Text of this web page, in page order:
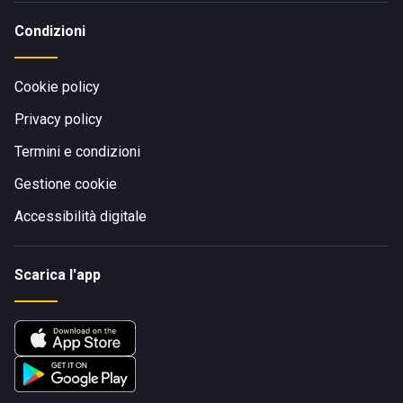
Condizioni
Cookie policy
Privacy policy
Termini e condizioni
Gestione cookie
Accessibilità digitale
Scarica l'app